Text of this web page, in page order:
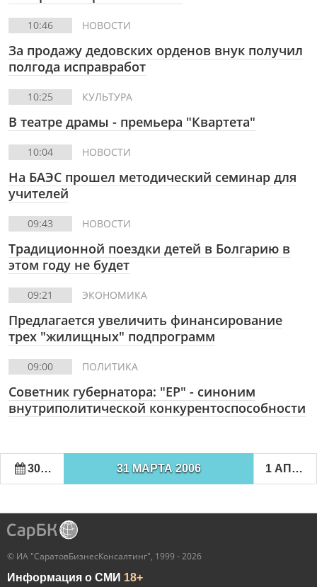
10:46 НОВОСТИ
За продажу дедовских орденов внук получил
полгода исправработ
10:25 КУЛЬТУРА
В театре драмы - премьера "Квартета"
10:04 НОВОСТИ
На БАЭС прошел методический семинар для
учителей
09:43 НОВОСТИ
Традиционной поездки детей в Болгарию в
этом году не будет
09:21 ЭКОНОМИКА
Предлагается увеличить финансирование
трех "жилищных" подпрограмм
09:00 ПОЛИТИКА
Советник губернатора: "ЕР" - синоним
внутриполитической конкурентоспособности
30 МАРТА 2006 31 МАРТА 2006 1 АПРЕЛЯ 2006
© ИА "СаратовБизнесКонсалтинг", 1999 - 2026
Информация о СМИ 18+